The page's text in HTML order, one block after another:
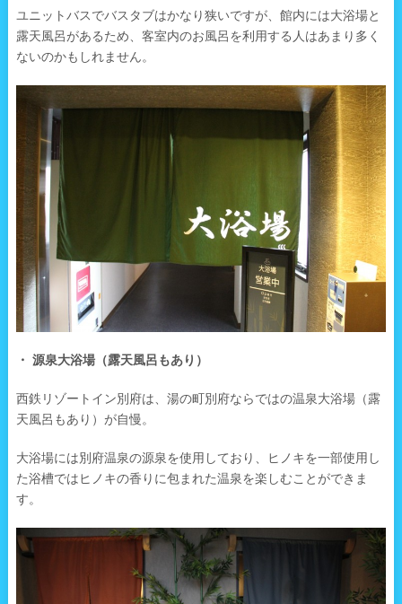
ユニットバスでバスタブはかなり狭いですが、館内には大浴場と
露天風呂があるため、客室内のお風呂を利用する人はあまり多く
ないのかもしれません。
・ 源泉大浴場（露天風呂もあり）
西鉄リゾートイン別府は、湯の町別府ならではの温泉大浴場（露
天風呂もあり）が自慢。
大浴場には別府温泉の源泉を使用しており、ヒノキを一部使用し
た浴槽ではヒノキの香りに包まれた温泉を楽しむことができま
す。